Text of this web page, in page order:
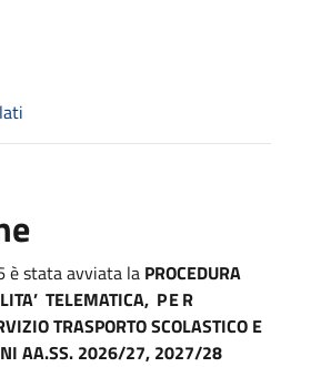
stata avviata la PROCEDURA
TELEMATICA, PER
TRASPORTO SCOLASTICO E
AA.SS. 2026/27, 2027/28